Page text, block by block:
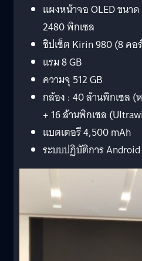
แผงหน้าจอ OLED ขนา
2480 พิกเซล
ชิปเซ็ต Kirin 980 (8 คอ
แรม 8 GB
ความจุ 512 GB
กล้อง : 40 ล้านพิกเซล (
+ 16 ล้านพิกเซล
แบตเตอรี 4,500 mAh
ระบบปฏิบัติการ Android